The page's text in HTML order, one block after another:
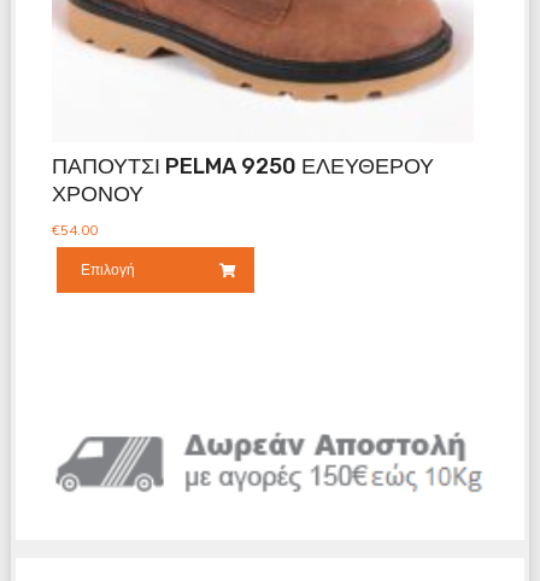
ΠΑΠΟΥΤΣΙ PELMA 9250 ΕΛΕΥΘΕΡΟΥ
ΧΡΟΝΟΥ
€54.00
Επιλογή